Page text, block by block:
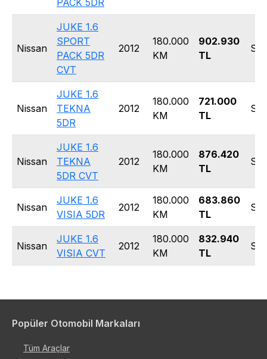
PACK 5DR
Nissan
JUKE 1.6
SPORT
PACK 5DR
CVT
2012
180.000
KM
902.930
TL
Nissan
JUKE 1.6
TEKNA
5DR
2012
180.000
KM
721.000
TL
Nissan
JUKE 1.6
TEKNA
5DR CVT
2012
180.000
KM
876.420
TL
Nissan
JUKE 1.6
VISIA 5DR
2012
180.000
KM
683.860
TL
Nissan
JUKE 1.6
VISIA CVT
2012
180.000
KM
832.940
TL
Popüler Otomobil Markaları
Tüm Araçlar